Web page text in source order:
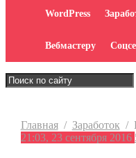
WordPress
Вебмастеру
Главная/ Заработок /
21:03, 23 сентября 2016